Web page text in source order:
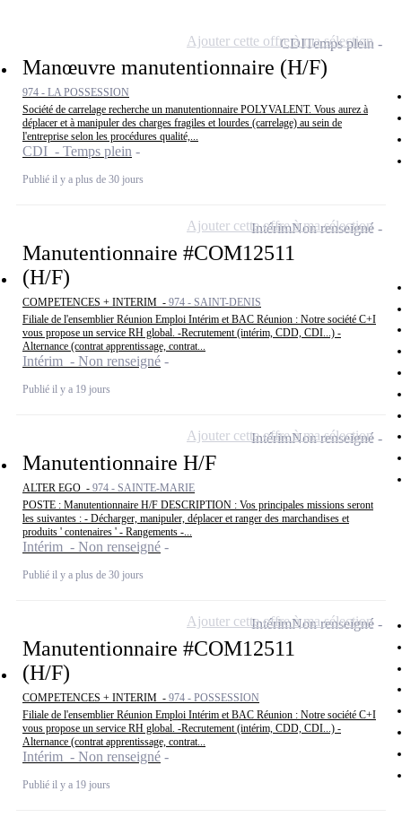
Manœuvre manutentionnaire (H/F)
974 - LA POSSESSION
Société de carrelage recherche un manutentionnaire POLYVALENT. Vous aurez à
déplacer et à manipuler des charges fragiles et lourdes (carrelage) au sein de
l'entreprise selon les procédures qualité,...
CDI - Temps plein
Publié il y a plus de 30 jours
CDITemps plein
Ajouter cette offre à ma sélection
Manutentionnaire #COM12511
(H/F)
COMPETENCES + INTERIM - 974 - SAINT-DENIS
Filiale de l'ensemblier Réunion Emploi Intérim et BAC Réunion : Notre société C+I
vous propose un service RH global. -Recrutement (intérim, CDD, CDI...) -
Alternance (contrat apprentissage, contrat...
Intérim - Non renseigné
Publié il y a 19 jours
IntérimNon renseigné
Ajouter cette offre à ma sélection
Manutentionnaire H/F
ALTER EGO - 974 - SAINTE-MARIE
POSTE : Manutentionnaire H/F DESCRIPTION : Vos principales missions seront
les suivantes : - Décharger, manipuler, déplacer et ranger des marchandises et
produits ' contenaires ' - Rangements -...
Intérim - Non renseigné
Publié il y a plus de 30 jours
IntérimNon renseigné
Ajouter cette offre à ma sélection
Manutentionnaire #COM12511
(H/F)
COMPETENCES + INTERIM - 974 - POSSESSION
Filiale de l'ensemblier Réunion Emploi Intérim et BAC Réunion : Notre société C+I
vous propose un service RH global. -Recrutement (intérim, CDD, CDI...) -
Alternance (contrat apprentissage, contrat...
Intérim - Non renseigné
Publié il y a 19 jours
IntérimNon renseigné
Ajouter cette offre à ma sélection